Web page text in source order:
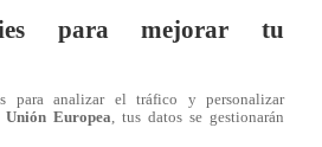
le dijo: “Te pido disculpas”.
otro.
un emotivo abrazo entre ambos
para mejorar tu
para analizar el tráfico y personalizar
Unión Europea, tus datos se gestionarán